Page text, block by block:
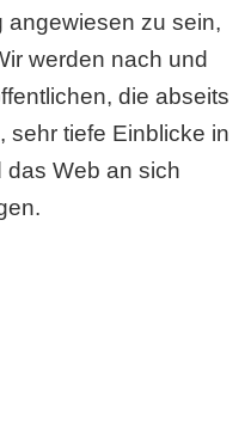
angewiesen zu sein,
werden nach und
die abseits
sehr tiefe Einblicke in
das Web an sich